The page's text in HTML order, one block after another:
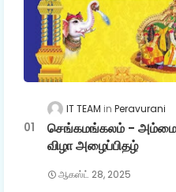
IT TEAM Peravurani
செங்கமங்கலம் -
விழா அழைப்பிதழ்
ஆகஸ்ட் 28, 2025